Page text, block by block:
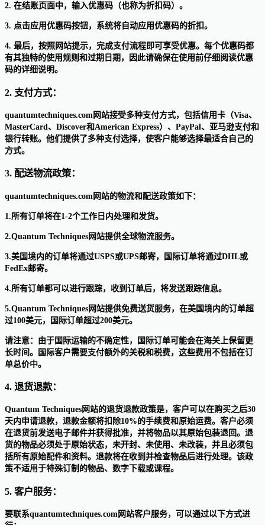
2. 在结账页面中，输入优惠码（也称为折扣码）。
3. 点击应用优惠码按钮，系统将自动应用优惠码的折扣。
4. 最后，按照网站提示，完成支付流程即可享受优惠。每个优惠码都
有其独特的使用规则和过期日期，因此请确保在使用前仔细阅读优惠
码的详细说明。
2. 支付方式：
quantumtechniques.com网站接受多种支付方式，包括信用卡（Visa、
MasterCard、Discover和American Express）、PayPal、亚马逊支付和
银行转账。他们提供了多种支付选择，使客户能够选择最适合自己的
方式。
3. 配送物流政策：
quantumtechniques.com网站的物流和配送政策如下：
1.所有订单将在1-2个工作日内处理和发货。
2.Quantum Techniques网站提供全球物流服务。
3.美国境内的订单将通过USPS或UPS邮寄，国际订单将通过DHL或
FedEx邮寄。
4.所有订单都可以进行跟踪，收到订单后，将发送跟踪信息。
5.Quantum Techniques网站提供免费送货服务，在美国境内的订单超
过100美元，国际订单超过200美元。
请注意：由于国际运输的不确定性，国际订单可能会在海关上保留更
长时间。国际客户需要支付额外的关税和税费，这些费用不包括在订
单总价中。
4. 退货退款：
Quantum Techniques网站的退货退款政策是，客户可以在购买之后30
天内申请退款，退款金额将扣除10%的手续费和原始运费。客户必须
在退货前发送电子邮件并获得批准，并将物品以其原始包装退回。退
货的物品必须处于原始状态，未开封、未使用、未改装，并且必须包
括所有原始配件和资料。退款将在收到并检查物品后进行处理。该政
策不适用于特殊订制的物品、数字下载或课程。
5. 客户服务：
要联系quantumtechniques.com网站客户服务，可以通过以下方式进